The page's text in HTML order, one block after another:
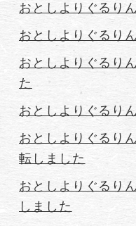
おとしよりぐるり
おとしよりぐるり
おとしよりぐるり
た
おとしよりぐるり
おとしよりぐるり
転しました
おとしよりぐるり
しました